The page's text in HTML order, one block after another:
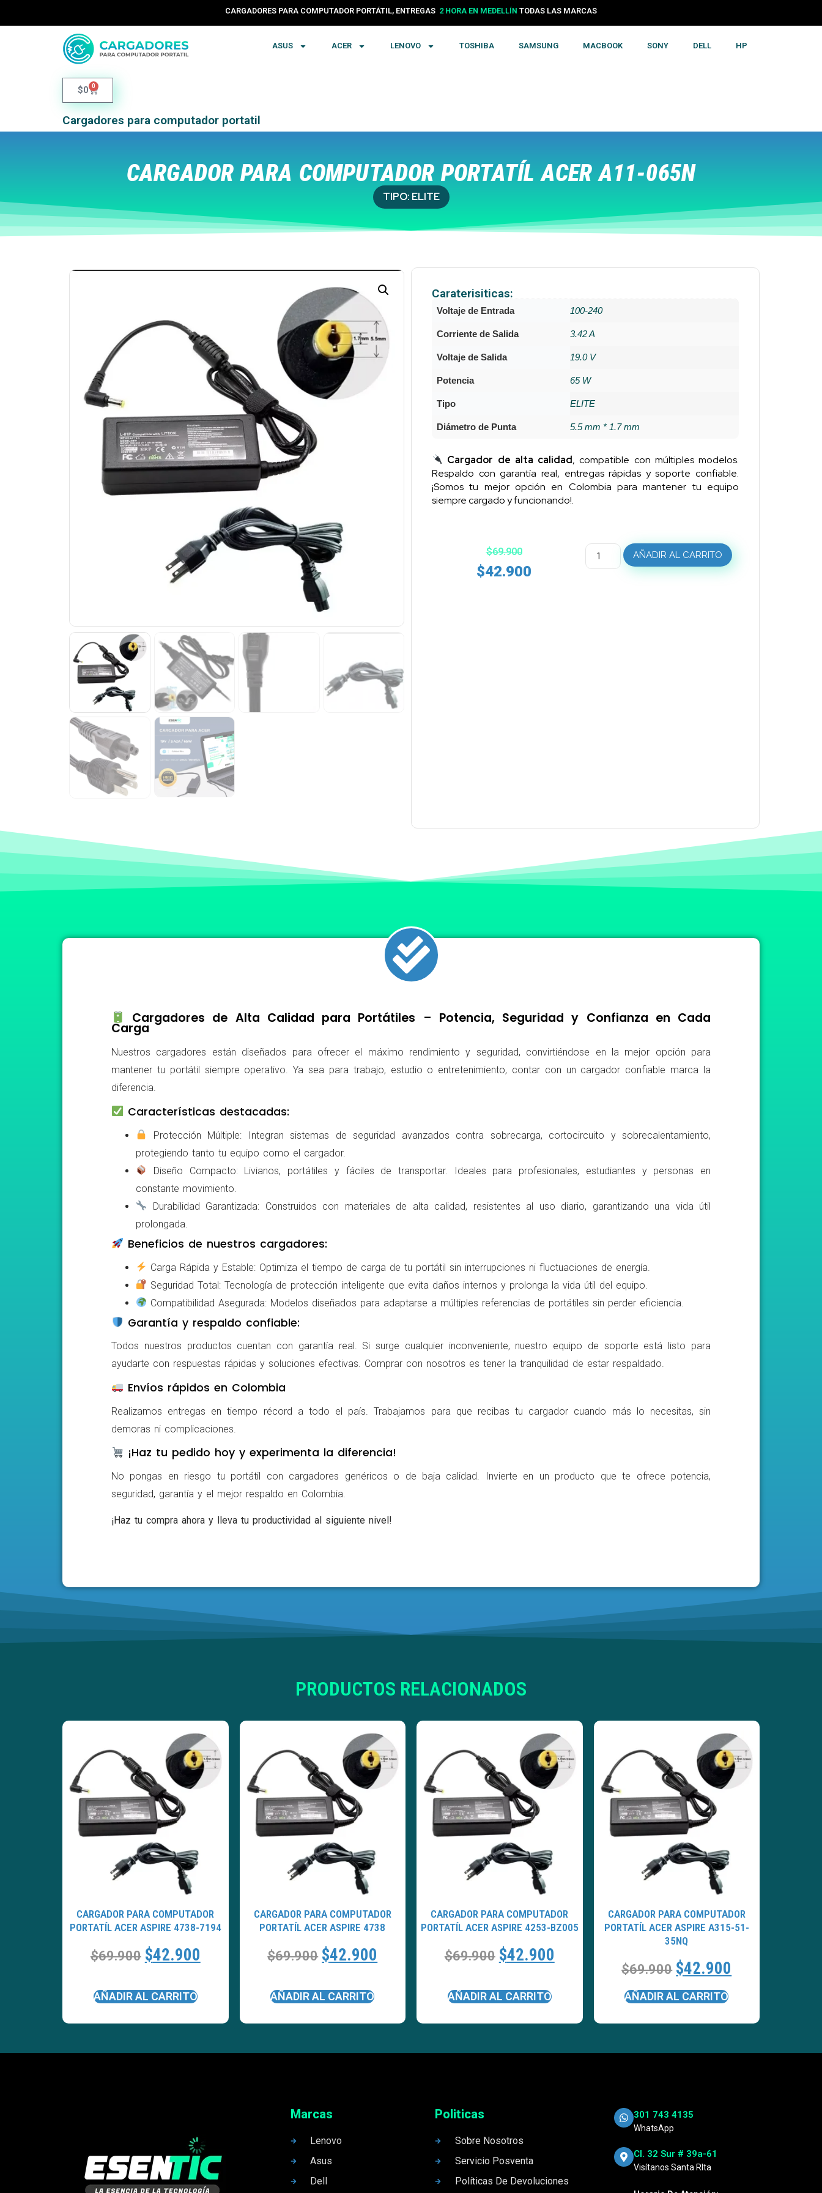
CARGADORES PARA COMPUTADOR PORTÁTIL, ENTREGAS 24 HORAS EN COLOMBIA TODAS LAS MARCAS
ASUS ACER LENOVO TOSHIBA SAMSUNG MACBOOK SONY DELL HP
$0 0
Cargadores para computador portatil
CARGADOR PARA COMPUTADOR PORTATÍL ACER A11-065N
TIPO: ELITE
Caraterisiticas:
Voltaje de Entrada 100-240
Corriente de Salida 3.42 A
Voltaje de Salida 19.0 V
Potencia 65 W
Tipo ELITE
Diámetro de Punta 5.5 mm * 1.7 mm
Cargador de alta calidad, compatible con múltiples modelos.
Respaldo con garantía real, entregas rápidas y soporte confiable.
¡Somos tu mejor opción en Colombia para mantener tu equipo
siempre cargado y funcionando!.
$69.900
$42.900
AÑADIR AL CARRITO
Cargadores de Alta Calidad para Portátiles – Potencia, Seguridad y Confianza en Cada
Carga
Nuestros cargadores están diseñados para ofrecer el máximo rendimiento y seguridad, convirtiéndose en la mejor opción para
mantener tu portátil siempre operativo. Ya sea para trabajo, estudio o entretenimiento, contar con un cargador confiable marca la
diferencia.
Características destacadas:
Protección Múltiple: Integran sistemas de seguridad avanzados contra sobrecarga, cortocircuito y sobrecalentamiento,
protegiendo tanto tu equipo como el cargador.
Diseño Compacto: Livianos, portátiles y fáciles de transportar. Ideales para profesionales, estudiantes y personas en
constante movimiento.
Durabilidad Garantizada: Construidos con materiales de alta calidad, resistentes al uso diario, garantizando una vida útil
prolongada.
Beneficios de nuestros cargadores:
Carga Rápida y Estable: Optimiza el tiempo de carga de tu portátil sin interrupciones ni fluctuaciones de energía.
Seguridad Total: Tecnología de protección inteligente que evita daños internos y prolonga la vida útil del equipo.
Compatibilidad Asegurada: Modelos diseñados para adaptarse a múltiples referencias de portátiles sin perder eficiencia.
Garantía y respaldo confiable:
Todos nuestros productos cuentan con garantía real. Si surge cualquier inconveniente, nuestro equipo de soporte está listo para
ayudarte con respuestas rápidas y soluciones efectivas. Comprar con nosotros es tener la tranquilidad de estar respaldado.
Envíos rápidos en Colombia
Realizamos entregas en tiempo récord a todo el país. Trabajamos para que recibas tu cargador cuando más lo necesitas, sin
demoras ni complicaciones.
¡Haz tu pedido hoy y experimenta la diferencia!
No pongas en riesgo tu portátil con cargadores genéricos o de baja calidad. Invierte en un producto que te ofrece potencia,
seguridad, garantía y el mejor respaldo en Colombia.
¡Haz tu compra ahora y lleva tu productividad al siguiente nivel!
PRODUCTOS RELACIONADOS
CARGADOR PARA COMPUTADOR
PORTATÍL ACER ASPIRE 4738-7194
$69.900 $42.900
AÑADIR AL CARRITO
CARGADOR PARA COMPUTADOR
PORTATÍL ACER ASPIRE 4738
$69.900 $42.900
AÑADIR AL CARRITO
CARGADOR PARA COMPUTADOR
PORTATÍL ACER ASPIRE 4253-BZ005
$69.900 $42.900
AÑADIR AL CARRITO
CARGADOR PARA COMPUTADOR
PORTATÍL ACER ASPIRE A315-51-
35NQ
$69.900 $42.900
AÑADIR AL CARRITO
Marcas
Lenovo
Asus
Dell
Politicas
Sobre Nosotros
Servicio Posventa
Políticas De Devoluciones
301 743 4135
WhatsApp
Cl. 32 Sur # 39a-61
Visítanos Santa RIta